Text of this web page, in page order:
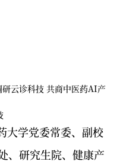
云诊科技 共商中医药AI产
大学党委常委、副校
、研究生院、健康产